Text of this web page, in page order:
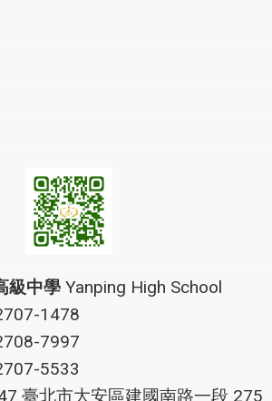
級中學 Yanping High School
1478
7997
5533
臺北市大安區建國南路一段 275